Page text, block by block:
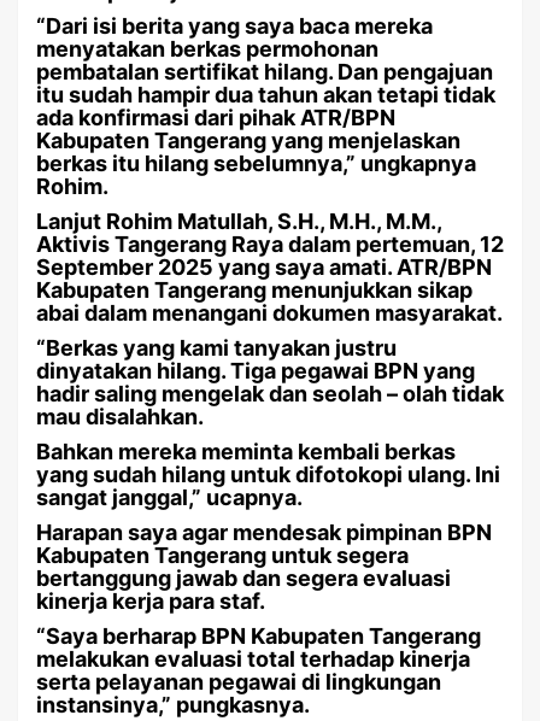
“Dari isi berita yang saya baca mereka
menyatakan berkas permohonan
pembatalan sertifikat hilang. Dan pengajuan
itu sudah hampir dua tahun akan tetapi tidak
ada konfirmasi dari pihak ATR/BPN
Kabupaten Tangerang yang menjelaskan
berkas itu hilang sebelumnya,” ungkapnya
Rohim.
Lanjut Rohim Matullah, S.H., M.H., M.M.,
Aktivis Tangerang Raya dalam pertemuan, 12
September 2025 yang saya amati. ATR/BPN
Kabupaten Tangerang menunjukkan sikap
abai dalam menangani dokumen masyarakat.
“Berkas yang kami tanyakan justru
dinyatakan hilang. Tiga pegawai BPN yang
hadir saling mengelak dan seolah – olah tidak
mau disalahkan.
Bahkan mereka meminta kembali berkas
yang sudah hilang untuk difotokopi ulang. Ini
sangat janggal,” ucapnya.
Harapan saya agar mendesak pimpinan BPN
Kabupaten Tangerang untuk segera
bertanggung jawab dan segera evaluasi
kinerja kerja para staf.
“Saya berharap BPN Kabupaten Tangerang
melakukan evaluasi total terhadap kinerja
serta pelayanan pegawai di lingkungan
instansinya,” pungkasnya.